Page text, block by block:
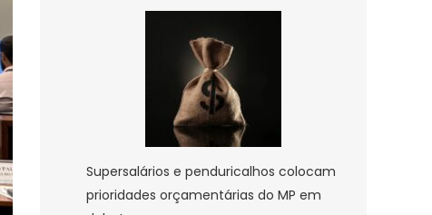
Supersalários e penduricalhos colocam
prioridades orçamentárias do MP em